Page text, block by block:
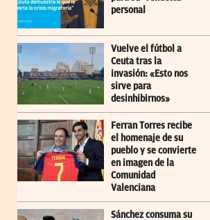
personal
Vuelve el fútbol a
Ceuta tras la
invasión: «Esto nos
sirve para
desinhibirnos»
Ferran Torres recibe
el homenaje de su
pueblo y se convierte
en imagen de la
Comunidad
Valenciana
Sánchez consuma su